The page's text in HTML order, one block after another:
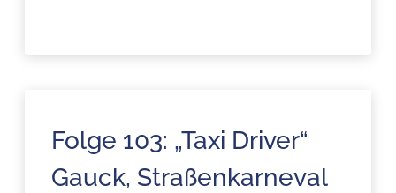
Folge 103: „Taxi Driver“
Gauck, Straßenkarneval